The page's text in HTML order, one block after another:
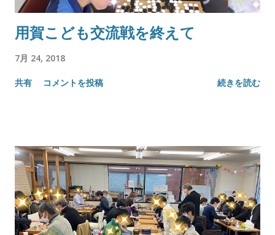
用賀こども交流戦を終えて
7月 24, 2018
共有 コメントを投稿 続きを読む